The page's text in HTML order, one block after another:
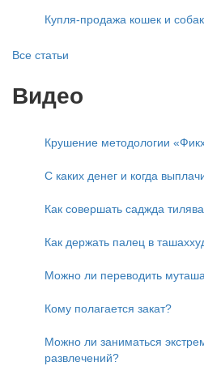
Купля-продажа кошек и
Все статьи
Видео
Крушение методологии
С каких денег и когда
Как совершать саджда
Как держать палец в
Можно ли переводить
Кому полагается закат?
Можно ли заниматься
развлечений?